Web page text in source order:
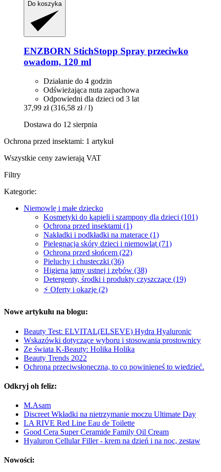
Do koszyka
ENZBORN StichStopp Spray przeciwko
owadom, 120 ml
Działanie do 4 godzin
Odświeżająca nuta zapachowa
Odpowiedni dla dzieci od 3 lat
37,99 zł (316,58 zł / l)
Dostawa do 12 sierpnia
Ochrona przed insektami: 1 artykuł
Wszystkie ceny zawierają VAT
Filtry
Kategorie:
Niemowlę i małe dziecko
Kosmetyki do kąpieli i szampony dla dzieci (101)
Ochrona przed insektami (1)
Nakładki i podkładki na materace (1)
Pielęgnacja skóry dzieci i niemowląt (71)
Ochrona przed słońcem (22)
Pieluchy i chusteczki (36)
Higiena jamy ustnej i zębów (38)
Detergenty, środki i produkty czyszczące (19)
⚡️ Oferty i okazje (2)
Nowe artykułu na blogu:
Beauty Test: ELVITAL(ELSEVE) Hydra Hyaluronic
Wskazówki dotyczące wyboru i stosowania prostownicy
Ze świata K-Beauty: Holika Holika
Beauty Trends 2022
Ochrona przeciwsłoneczna, to co powinieneś to wiedzieć.
Odkryj oh feliz:
M.Asam
Discreet Wkładki na nietrzymanie moczu Ultimate Day
LA RIVE Red Line Eau de Toilette
Good Cera Super Ceramide Family Oil Cream
Hyaluron Cellular Filler - krem na dzień i na noc, zestaw
Nowości: